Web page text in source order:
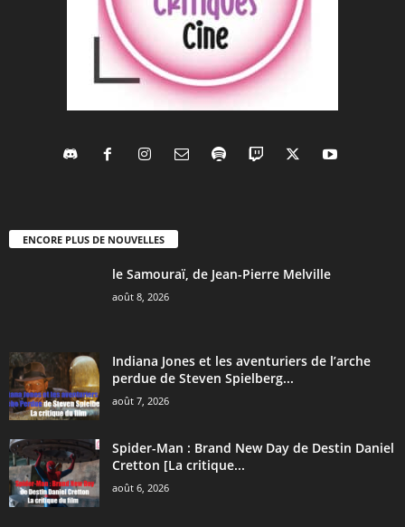
ENCORE PLUS DE NOUVELLES
le Samouraï, de Jean-Pierre Melville
août 8, 2026
Indiana Jones et les aventuriers de l’arche
perdue de Steven Spielberg...
août 7, 2026
Spider-Man : Brand New Day de Destin Daniel
Cretton [La critique...
août 6, 2026